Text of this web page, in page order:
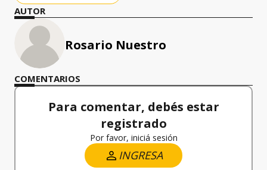
AUTOR
Rosario Nuestro
COMENTARIOS
Para comentar, debés estar
registrado
Por favor, iniciá sesión
INGRESA